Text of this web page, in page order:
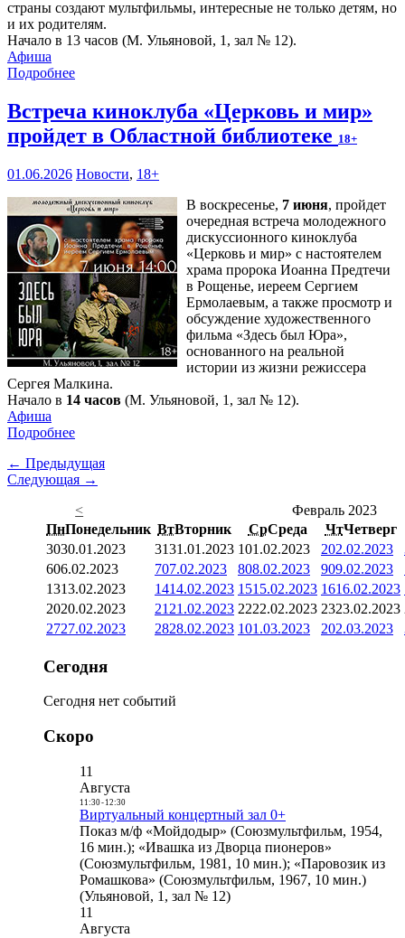
страны создают мультфильмы, интересные не только детям, но
и их родителям.
Начало в 13 часов (М. Ульяновой, 1, зал № 12).
Афиша
Подробнее
Встреча киноклуба «Церковь и мир»
пройдет в Областной библиотеке 18+
01.06.2026 Новости, 18+
В воскресенье, 7 июня, пройдет
очередная встреча молодежного
дискуссионного киноклуба
«Церковь и мир» с настоятелем
храма пророка Иоанна Предтечи
в Рощенье, иереем Сергием
Ермолаевым, а также просмотр и
обсуждение художественного
фильма «Здесь был Юра»,
основанного на реальной
истории из жизни режиссера
Сергея Малкина.
Начало в 14 часов (М. Ульяновой, 1, зал № 12).
Афиша
Подробнее
← Предыдущая
Следующая →
<
Февраль 2023
ПнПонедельник ВтВторник СрСреда ЧтЧетверг
3030.01.2023 3131.01.2023 101.02.2023 202.02.2023
606.02.2023 707.02.2023 808.02.2023 909.02.2023
1313.02.2023 1414.02.2023 1515.02.2023 1616.02.2023
2020.02.2023 21 21.02.2023 2222.02.2023 2323.02.2023
2727.02.2023 2828.02.2023 101.03.2023 202.03.2023
Сегодня
Сегодня нет событий
Скоро
11
Августа
11:30- 12:30
Виртуальный концертный зал 0+
Показ м/ф «Мойдодыр» (Союзмультфильм, 1954,
16 мин.); «Ивашка из Дворца пионеров»
(Союзмультфильм, 1981, 10 мин.); «Паровозик из
Ромашкова» (Союзмультфильм, 1967, 10 мин.)
(Ульяновой, 1, зал № 12)
11
Августа